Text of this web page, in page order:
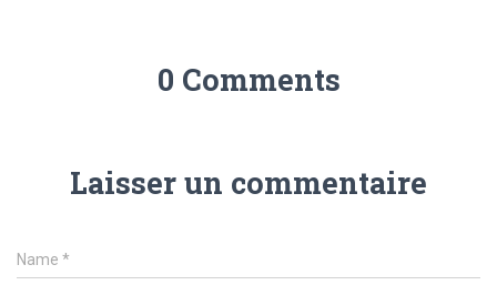
0 Comments
Laisser un commentaire
Name *